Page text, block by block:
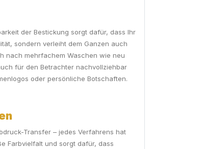
der Bestickung sorgt dafür, dass Ihr
sondern verleiht dem Ganzen auch
nach mehrfachem Waschen wie neu
für den Betrachter nachvollziehbar
oder persönliche Botschaften.
Transfer – jedes Verfahrens hat
Farbvielfalt und sorgt dafür, dass